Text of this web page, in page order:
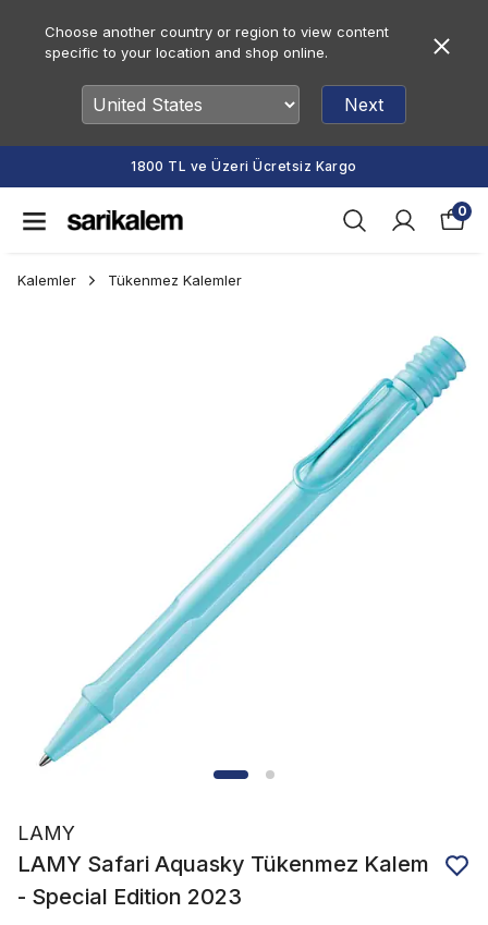
Choose another country or region to view content
specific to your location and shop online.
Next
1800 TL ve Üzeri Ücretsiz Kargo
0
Kalemler Tükenmez Kalemler
LAMY
LAMY Safari Aquasky Tükenmez Kalem
- Special Edition 2023